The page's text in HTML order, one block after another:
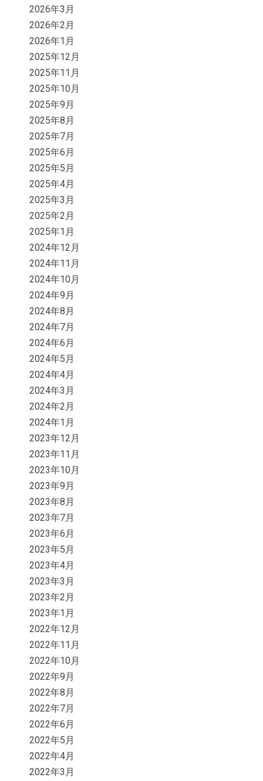
2026年3月
2026年2月
2026年1月
2025年12月
2025年11月
2025年10月
2025年9月
2025年8月
2025年7月
2025年6月
2025年5月
2025年4月
2025年3月
2025年2月
2025年1月
2024年12月
2024年11月
2024年10月
2024年9月
2024年8月
2024年7月
2024年6月
2024年5月
2024年4月
2024年3月
2024年2月
2024年1月
2023年12月
2023年11月
2023年10月
2023年9月
2023年8月
2023年7月
2023年6月
2023年5月
2023年4月
2023年3月
2023年2月
2023年1月
2022年12月
2022年11月
2022年10月
2022年9月
2022年8月
2022年7月
2022年6月
2022年5月
2022年4月
2022年3月